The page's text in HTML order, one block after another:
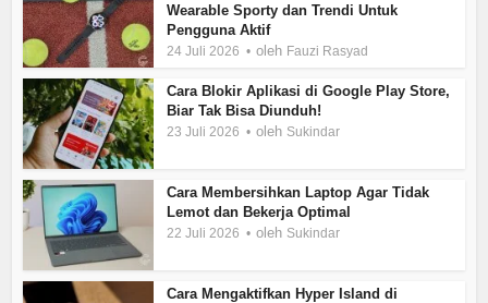
Wearable Sporty dan Trendi Untuk
Pengguna Aktif
24 Juli 2026 oleh Fauzi Rasyad
Cara Blokir Aplikasi di Google Play Store,
Biar Tak Bisa Diunduh!
23 Juli 2026 oleh Sukindar
Cara Membersihkan Laptop Agar Tidak
Lemot dan Bekerja Optimal
22 Juli 2026 oleh Sukindar
Cara Mengaktifkan Hyper Island di